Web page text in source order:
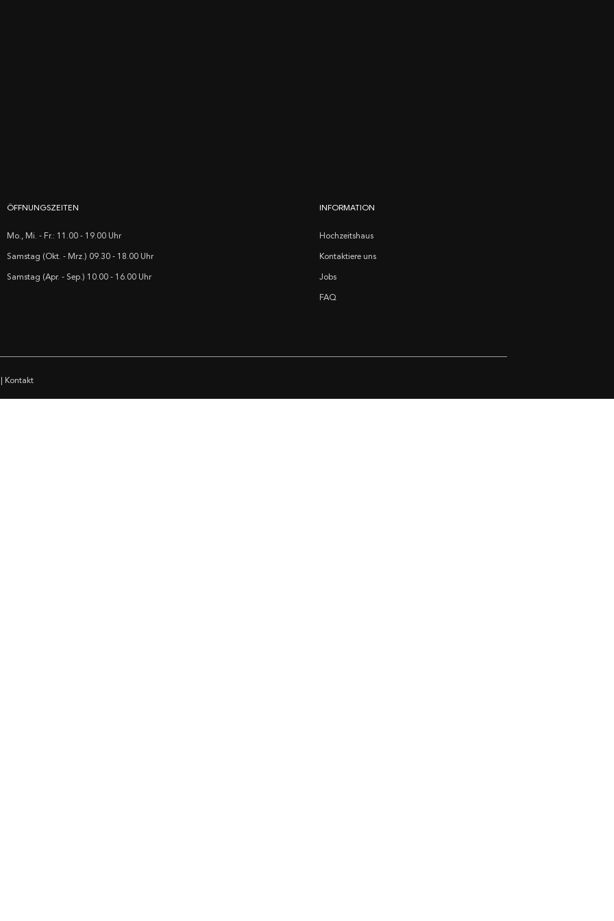
ÖFFNUNGSZEITEN
Mo., Mi. - Fr.: 11.00 - 19.00 Uhr
Samstag (Okt. - Mrz.) 09.30 - 18.00 Uhr
Samstag (Apr. - Sep.) 10.00 - 16.00 Uhr
INFORMATION
Hochzeitshaus
Kontaktiere uns
Jobs
FAQ
Kontakt